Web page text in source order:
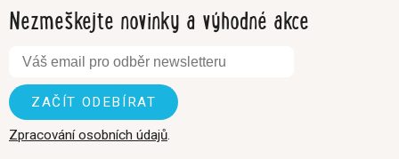
Nezmeškejte novinky a výhodné akce
Zpracování osobních údajů.